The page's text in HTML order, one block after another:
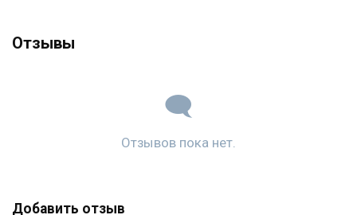
Отзывы
Отзывов пока нет.
Добавить отзыв